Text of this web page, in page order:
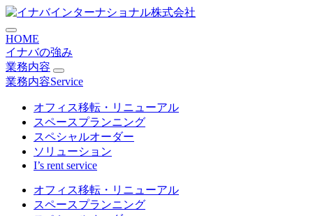
新製品「WideDesk+」発売の
コ
ン
テ
ン
ツ
に
HOME
イナバの強み
業務内容
業務内容Service
オフィス移転・リニューアル
スペースプランニング
スペシャルオーダー
ソリューション
I’s rent service
オフィス移転・リニューアル
スペースプランニング